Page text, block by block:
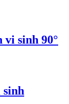
vi sinh 90°
sinh